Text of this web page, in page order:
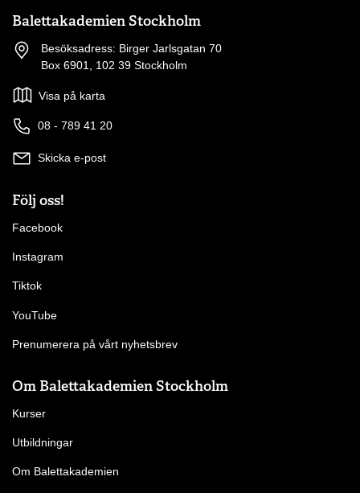
Balettakademien Stockholm
Besöksadress: Birger Jarlsgatan 70
Box 6901, 102 39 Stockholm
Visa på karta
08 - 789 41 20
Skicka e-post
Följ oss!
Facebook
Instagram
Tiktok
YouTube
Prenumerera på vårt nyhetsbrev
Om Balettakademien Stockholm
Kurser
Utbildningar
Om Balettakademien